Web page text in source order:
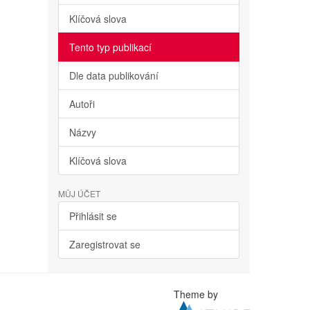
Klíčová slova
Tento typ publikací
Dle data publikování
Autoři
Názvy
Klíčová slova
MŮJ ÚČET
Přihlásit se
Zaregistrovat se
Theme by